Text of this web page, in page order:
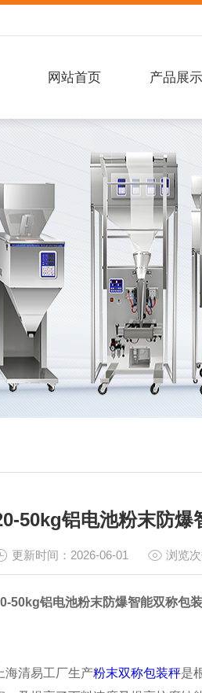
网站首页 产品展示
50kg铝电池粉末防爆
更新时间：2026-06-01 浏览
50kg铝电池粉末防爆智能双称包
上海清易工厂生产粉末双称包装秤是